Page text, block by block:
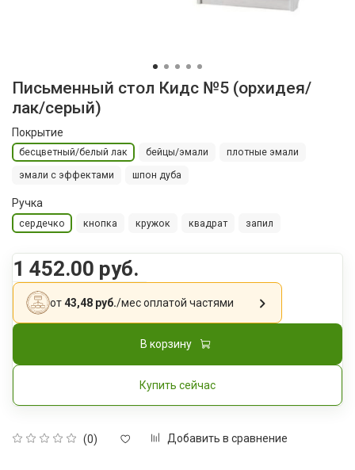
Письменный стол Кидс №5 (орхидея/
лак/серый)
(0) Добавить в сравнение
Покрытие
бесцветный/белый лак бейцы/эмали плотные эмали
эмали с эффектами шпон дуба
Ручка
сердечко кнопка кружок квадрат запил
1 452.00 руб.
от43,48 руб./месоплатой частями
В корзину
Купить сейчас